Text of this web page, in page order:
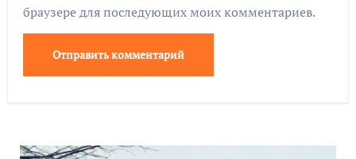
браузере для последующих моих комментариев.